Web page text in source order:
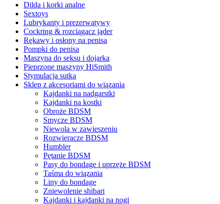
Dilda i korki analne
Sextoys
Lubrykanty i prezerwatywy
Cockring & rozciągacz jąder
Rękawy i osłony na penisa
Pompki do penisa
Maszyna do seksu i dojarka
Pieprzone maszyny HiSmith
Stymulacja sutka
Sklep z akcesoriami do wiązania
Kajdanki na nadgarstki
Kajdanki na kostki
Obroże BDSM
Smycze BDSM
Niewola w zawieszeniu
Rozwieracze BDSM
Humbler
Pętanie BDSM
Pasy do bondage i uprzęże BDSM
Taśma do wiązania
Liny do bondage
Zniewolenie shibari
Kajdanki i kajdanki na nogi